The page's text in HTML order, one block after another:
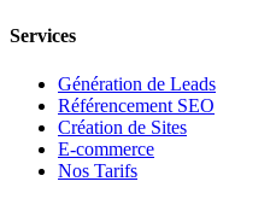
Services
Génération de Leads
Référencement SEO
Création de Sites
E-commerce
Nos Tarifs